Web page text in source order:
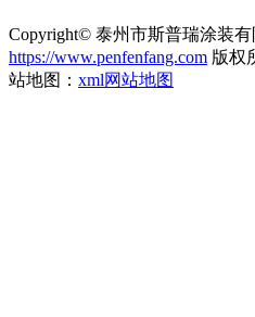
Copyright© 泰州市斯普瑞涂装有
https://www.penfenfang.com 版权
站地图： xml网站地图